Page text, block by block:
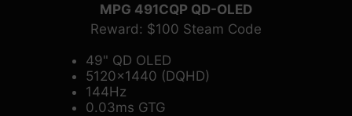
MPG 491CQP QD-OLED
Reward: $100 Steam Code
49" QD OLED
5120x1440 (DQHD)
144Hz
0.03ms GTG